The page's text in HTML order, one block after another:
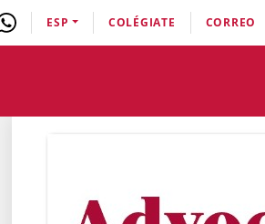
ESP COLÉGIATE CORREO